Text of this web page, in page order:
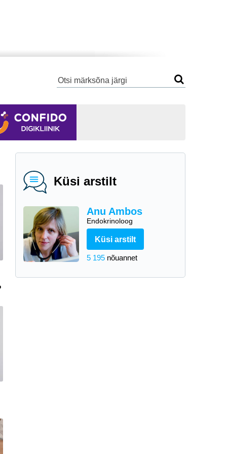
Küsi arstilt
Anu Ambos
Endokrinoloog
Küsi arstilt
5 195 nõuannet